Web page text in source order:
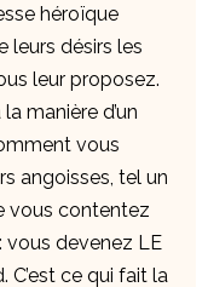
héroïque
leurs désirs les
leur proposez.
manière d’un
vous
angoisses, tel un
vous contentez
vous devenez LE
ce qui fait la